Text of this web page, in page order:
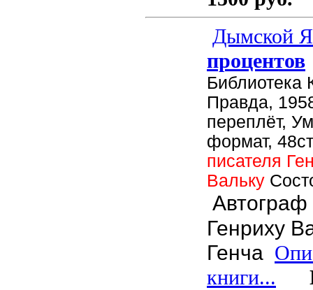
Дымской
процентов
Библиотека
Правда,
переплёт,
формат,
писателя
Вальку
Автограф
Генриху
Генча
книги...